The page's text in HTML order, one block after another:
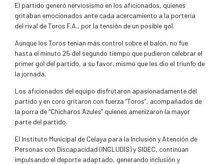
El partido generó nerviosismo en los aficionados, quienes
gritaban emocionados ante cada acercamiento a la portería
del rival de Toros F.A., por la tensión de un posible gol.
Aunque los Toros tenían más control sobre el balón, no fue
hasta el minuto 25 del segundo tiempo que pudieron celebrar el
primer gol del partido, a su favor, mismo que les dio el triunfo de
la jornada.
Los aficionados del equipo disfrutaron apasionadamente del
partido y en coro gritaron con fuerza “Toros”, acompañados de
la porra de “Chicharos Azules” quienes amenizaron la mayor
parte del partido.
El Instituto Municipal de Celaya para la Inclusión y Atención de
Personas con Discapacidad (INCLUDIS) y SIDEC, continúan
impulsando el deporte adaptado, generando inclusión y